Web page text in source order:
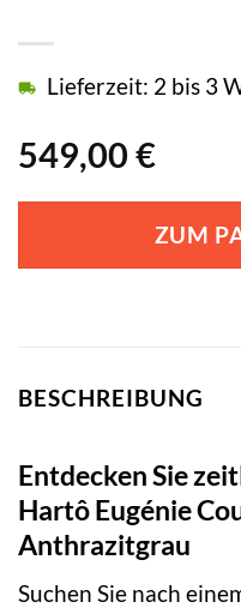
549,00 €
Lieferzeit: 2 bis 3
ZUM
BESCHREIBUNG
Entdecken Sie
Hartô Eugénie
Anthrazitgrau
Suchen Sie nach